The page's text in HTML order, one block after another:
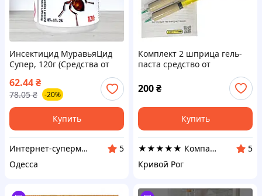
Инсектицид МуравьяЦид
Супер, 120г (Средства от
муравьев, тараканов, блох
и клопов)
62.44₴
78.05 ₴ -20%
Купить
Интернет-супермаркет Купа
5
Одесса
Комплект 2 шприца гель-
паста средство от
тараканов Targan-dez Stop
Cockroach gel + Подарок
Клеевая ловушка
200₴
Купить
★★★★★ Компания Targan-Dez
5
Кривой Рог